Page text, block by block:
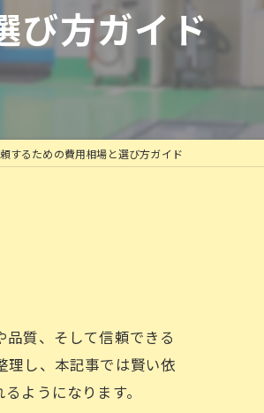
び方ガイド
するための費用相場と選び方ガイド
質、そして信頼できる
理し、本記事では賢い依
ようになります。